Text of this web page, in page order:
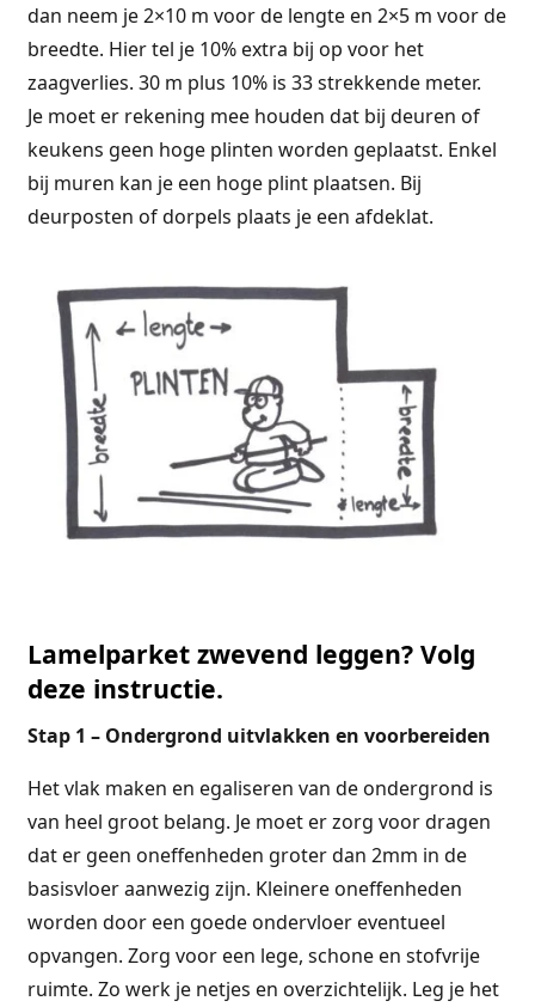
dan neem je 2×10 m voor de lengte en 2×5 m voor de
breedte. Hier tel je 10% extra bij op voor het
zaagverlies. 30 m plus 10% is 33 strekkende meter.
Je moet er rekening mee houden dat bij deuren of
keukens geen hoge plinten worden geplaatst. Enkel
bij muren kan je een hoge plint plaatsen. Bij
deurposten of dorpels plaats je een afdeklat.
Lamelparket zwevend leggen? Volg
deze instructie.
Stap 1 – Ondergrond uitvlakken en voorbereiden
Het vlak maken en egaliseren van de ondergrond is
van heel groot belang. Je moet er zorg voor dragen
dat er geen oneffenheden groter dan 2mm in de
basisvloer aanwezig zijn. Kleinere oneffenheden
worden door een goede ondervloer eventueel
opvangen. Zorg voor een lege, schone en stofvrije
ruimte. Zo werk je netjes en overzichtelijk. Leg je het